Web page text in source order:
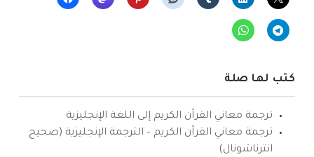
كتب لها صلة
ترجمة معاني القرآن الكريم إلى اللغة الإنجليزية
ترجمة معاني القرآن الكريم – الترجمة الإنجليزية (صحيح
انترناشونال)